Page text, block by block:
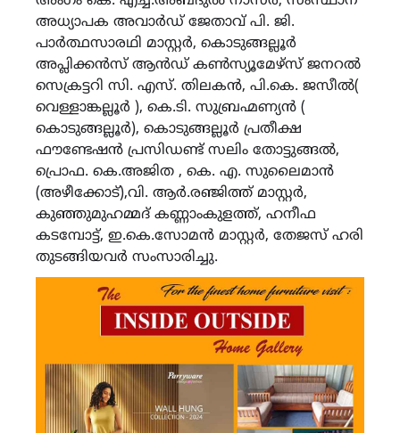
അധ്യാപക അവാർഡ് ജേതാവ് പി. ജി.
പാർത്ഥസാരഥി മാസ്റ്റർ, കൊടുങ്ങല്ലൂർ
അപ്ലിക്കൻസ് ആൻഡ് കൺസ്യൂമേഴ്സ് ജനറൽ
സെക്രട്ടറി സി. എസ്. തിലകൻ, പി.കെ. ജസീൽ(
വെള്ളാങ്കല്ലൂർ ), കെ.ടി. സുബ്രഹ്മണ്യൻ (
കൊടുങ്ങല്ലൂർ), കൊടുങ്ങല്ലൂർ പ്രതീക്ഷ
ഫൗണ്ടേഷൻ പ്രസിഡണ്ട് സലിം തോട്ടുങ്ങൽ,
പ്രൊഫ. കെ.അജിത , കെ. എ. സുലൈമാൻ
(അഴീക്കോട്),വി. ആർ.രഞ്ജിത്ത് മാസ്റ്റർ,
കുഞ്ഞുമുഹമ്മദ് കണ്ണാംകുളത്ത്, ഹനീഫ
കടമ്പോട്ട്, ഇ.കെ.സോമൻ മാസ്റ്റർ, തേജസ് ഹരി
തുടങ്ങിയവർ സംസാരിച്ചു.